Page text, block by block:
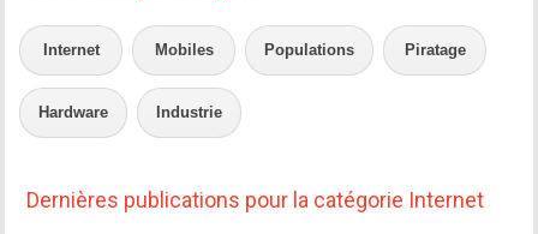
Internet Mobiles Populations Piratage
Hardware Industrie
Dernières publications pour la catégorie Internet